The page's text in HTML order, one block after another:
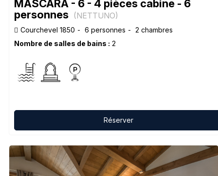
MASCARA - 6 - 4 pièces cabine - 6
personnes (NETTUNO)
Courchevel 1850 6 personnes
2 chambres
Nombre de salles de bains : 2
Réserver